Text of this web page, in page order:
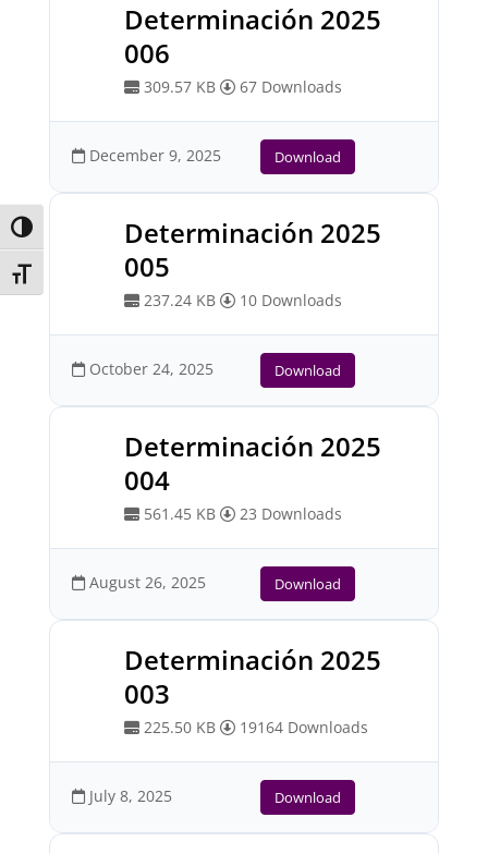
Toggle High Contrast
Toggle Font size
Determinación 2025
006
309.57 KB 67 Downloads
December 9, 2025 Download
Determinación 2025
005
237.24 KB 10 Downloads
October 24, 2025 Download
Determinación 2025
004
561.45 KB 23 Downloads
August 26, 2025 Download
Determinación 2025
003
225.50 KB 19164 Downloads
July 8, 2025 Download